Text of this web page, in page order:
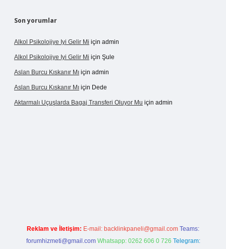
Son yorumlar
Alkol Psikolojiye Iyi Gelir Mi için admin
Alkol Psikolojiye Iyi Gelir Mi için Şule
Aslan Burcu Kıskanır Mı için admin
Aslan Burcu Kıskanır Mı için Dede
Aktarmalı Uçuşlarda Bagaj Transferi Oluyor Mu için admin
Reklam ve İletişim: E-mail: backlinkpaneli@gmail.com Teams:
forumhizmeti@gmail.com Whatsapp: 0262 606 0 726 Telegram: